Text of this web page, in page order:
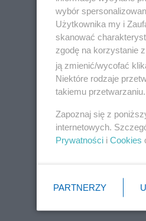
wybór
Użytkownika my i
skanować
zgodę na korzystanie
ją zmienić/wycofać
Niektóre rodzaje
takiemu
Zapoznaj się z
internetowych.
Prywatności i Cookies
PARTNERZY